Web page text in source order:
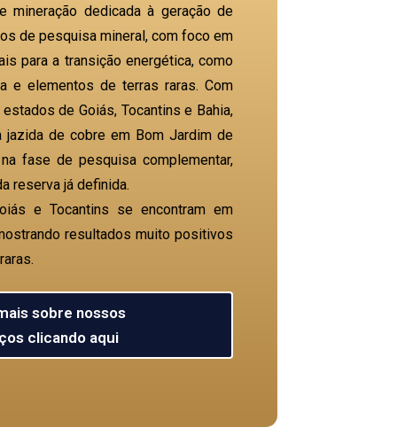
mineração dedicada à geração de
de pesquisa mineral, com foco em
para a transição energética, como
e elementos de terras raras. Com
de Goiás, Tocantins e Bahia,
jazida de cobre em Bom Jardim de
fase de pesquisa complementar,
reserva já definida.
e Tocantins se encontram em
resultados muito positivos
sobre nossos
clicando aqui